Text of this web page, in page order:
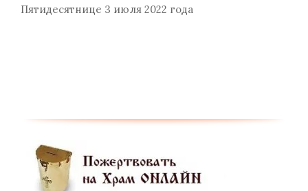
Пятидесятнице 3 июля 2022 года